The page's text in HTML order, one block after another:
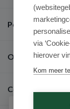
Populaire
Over ons
Contact
via
hierover
Kom meer